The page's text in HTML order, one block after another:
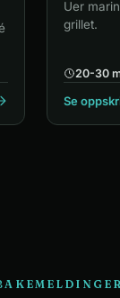
Uer
grillet.
20-30
Se